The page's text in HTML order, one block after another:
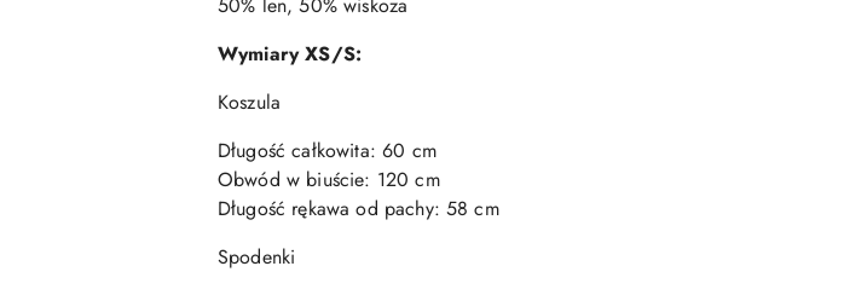
Wymiary XS/S:
Koszula
Długość całkowita: 60 cm
Obwód w biuście: 120 cm
Długość rękawa od pachy: 58 cm
Spodenki